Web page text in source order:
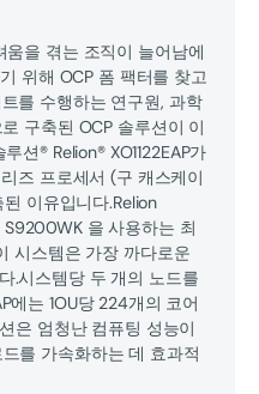
을 겪는 조직이 늘어남에
위해 OCP 폼 팩터를 찾고
를 수행하는 연구원, 과학
구축된 OCP 솔루션이 이
션® Relion® XO1122EAP가
즈 프로세서 (구 캐스케이
이유입니다.Relion
S9200WK 을 사용하는 최
시스템은 가장 까다로운
.시스템당 두 개의 노드를
에는 1OU당 224개의 코어
은 엄청난 컴퓨팅 성능이
를 가속화하는 데 효과적